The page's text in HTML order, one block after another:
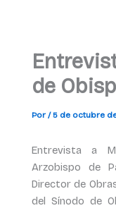
de
Por /5 de octubre
Entrevista a
Arzobispo de
Director de
del Sínodo de